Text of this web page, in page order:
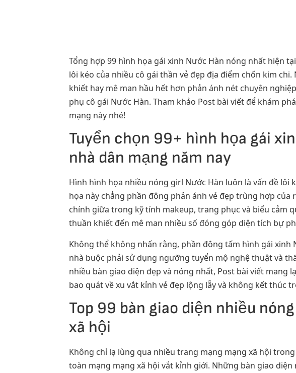
Tổng hợp 99 hình họa gái xinh Nước Hàn nóng nhất hiện
lôi kéo của nhiều cô gái thần vẻ đẹp địa điểm chốn kim
khiết hay mê man hầu hết hơn phản ánh nét chuyên
phụ cô gái Nước Hàn. Tham khảo Post bài viết để khám
mạng này nhé!
Tuyển chọn 99+ hình họa gái
nhà dân mạng năm nay
Hình hình họa nhiều nóng girl Nước Hàn luôn là vấn đề
họa này chẳng phần đông phản ánh vẻ đẹp trùng hợp
chính giữa trong kỹ tính makeup, trang phục và biểu cảm
thuần khiết đến mê man nhiều số đóng góp diện tích bự
Không thể không nhấn rằng, phần đông tấm hình gái
nhà buộc phải sử dụng ngưỡng tuyển mộ nghệ thuật và
nhiều bàn giao diện đẹp và nóng nhất, Post bài viết mang
bao quát về xu vắt kỉnh vẻ đẹp lộng lẫy và không kết thúc
Top 99 bàn giao diện nhiều
xã hội
Không chỉ lạ lùng qua nhiều trang mạng mạng xã hội
toàn mạng mạng xã hội vắt kỉnh giới. Những bàn giao